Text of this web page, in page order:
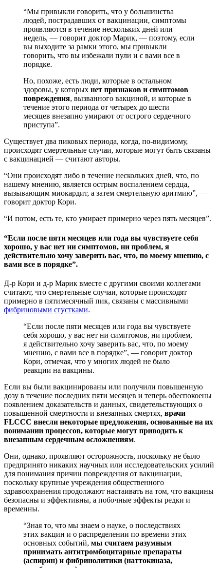
“Мы привыкли говорить, что у большинства
людей, пострадавших от вакцинации, симптомы
проявляются в течение нескольких дней или
недель, — говорит доктор Марик, — поэтому, если
вы выходите за рамки этого, мы привыкли
говорить, что вы избежали пули и с вами все в
порядке.
Но, похоже, есть люди, которые в остальном
здоровы, у которых нет признаков и симптомов
повреждения, вызванного вакциной, и которые в
течение этого периода от четырех до шести
месяцев внезапно умирают от острого сердечного
приступа”.
Существует два пиковых периода, когда, по-видимому,
происходят смертельные случаи, которые могут быть связаны
с вакцинацией — считают авторы.
“Они происходят либо в течение нескольких дней, что, по
нашему мнению, является острым воспалением сердца,
вызывающим миокардит, а затем смертельную аритмию”, —
говорит доктор Кори.
“И потом, есть те, кто умирает примерно через пять месяцев”.
“Если после пяти месяцев или года вы чувствуете себя
хорошо, у вас нет ни симптомов, ни проблем, я
действительно хочу заверить вас, что, по моему мнению, с
вами все в порядке”.
Д-р Кори и д-р Марик вместе с другими своими коллегами
считают, что смертельные случаи, которые происходят
примерно в пятимесячный пик, связаны с массивными
фибриновыми сгустками.
“Если после пяти месяцев или года вы чувствуете
себя хорошо, у вас нет ни симптомов, ни проблем,
я действительно хочу заверить вас, что, по моему
мнению, с вами все в порядке”, — говорит доктор
Кори, отмечая, что у многих людей не было
реакции на вакцины.
Если вы были вакцинированы или получили повышенную
дозу в течение последних пяти месяцев и теперь обеспокоены
появлением доказательств и данных, свидетельствующих о
повышенной смертности и внезапных смертях, врачи
FLCCC внесли некоторые предложения, основанные на их
понимании процессов, которые могут приводить к
внезапным сердечным осложнениям.
Они, однако, проявляют осторожность, поскольку не было
предпринято никаких научных или исследовательских усилий
для понимания причин повреждения от вакцинации,
поскольку крупные учреждения общественного
здравоохранения продолжают настаивать на том, что вакцины
безопасны и эффективны, а побочные эффекты редки и
временны.
“Зная то, что мы знаем о науке, о последствиях
этих вакцин и о распределении по времени этих
основных событий, мы считаем разумным
принимать антитромбоцитарные препараты
(аспирин) и фибринолитики (наттокиназа,